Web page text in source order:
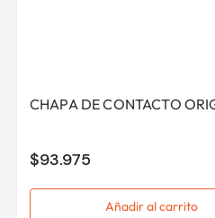
$93.975
Añadir al carrito